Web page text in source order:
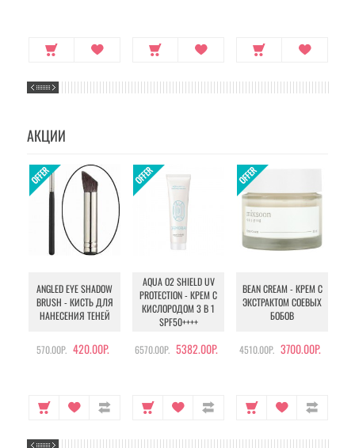
АКЦИИ
ANGLED EYE SHADOW
BRUSH - КИСТЬ ДЛЯ
НАНЕСЕНИЯ ТЕНЕЙ
570.00Р. 420.00Р.
AQUA O2 SHIELD UV
PROTECTION - КРЕМ С
КИСЛОРОДОМ 3 В 1
SPF50++++
6570.00Р. 5382.00Р.
BEAN CREAM - КРЕМ С
ЭКСТРАКТОМ СОЕВЫХ
БОБОВ
4510.00Р. 3700.00Р.